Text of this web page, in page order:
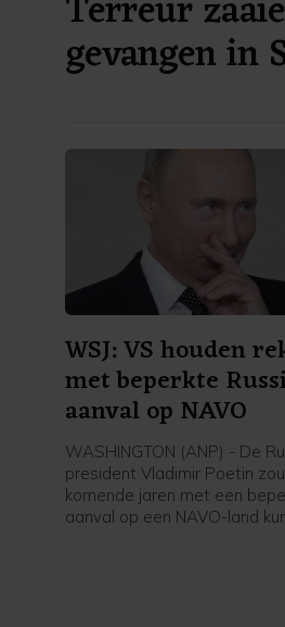
gevangen in
WSJ: VS houden
met beperkte
aanval op NAVO
WASHINGTON (ANP) - De
president Vladimir Poetin
komende jaren met een
aanval op een NAVO-land